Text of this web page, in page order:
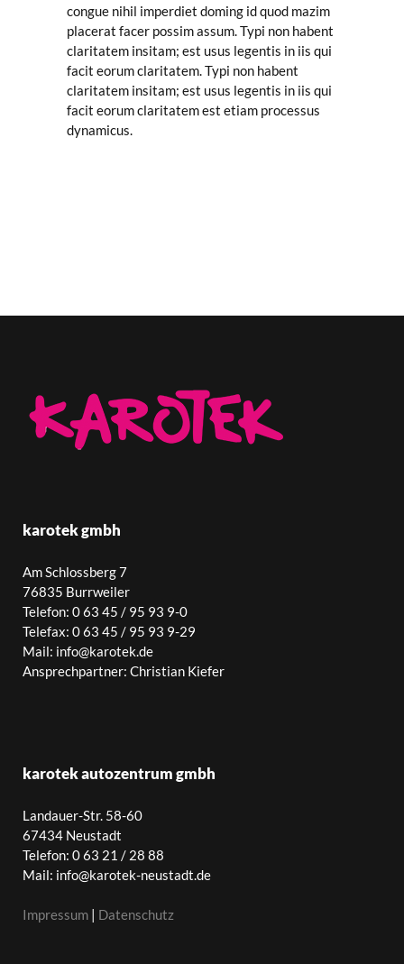
congue nihil imperdiet doming id quod mazim
placerat facer possim assum. Typi non habent
claritatem insitam; est usus legentis in iis qui
facit eorum claritatem. Typi non habent
claritatem insitam; est usus legentis in iis qui
facit eorum claritatem est etiam processus
dynamicus.
karotek gmbh
Am Schlossberg 7
76835 Burrweiler
Telefon: 0 63 45 / 95 93 9-0
Telefax: 0 63 45 / 95 93 9-29
Mail: info@karotek.de
Ansprechpartner: Christian Kiefer
karotek autozentrum gmbh
Landauer-Str. 58-60
67434 Neustadt
Telefon: 0 63 21 / 28 88
Mail: info@karotek-neustadt.de
Impressum | Datenschutz